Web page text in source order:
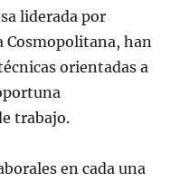
liderada por
Cosmopolitana, han
orientadas a
trabajo.
en cada una